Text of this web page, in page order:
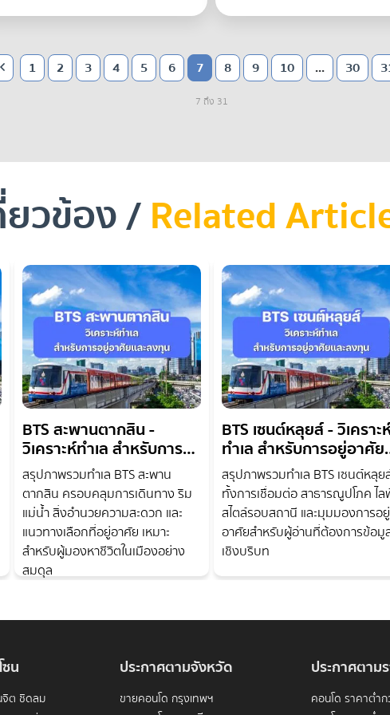
1 2 3 4 5 6 7 8 9 10 ... 30
7 ถึง 31
วข้อง /Related
BTS สะพานตากสิน -
วิเคราะห์ทำเล สำหรับการ
อยู่อาศัยและลงทุน
สรุปภาพรวมทำเล BTS สะพาน
ตากสิน ครอบคลุมการเดินทาง ริม
แม่น้ำ สิ่งอำนวยความสะดวก และ
แนวทางเลือกที่อยู่อาศัย เหมาะ
สำหรับผู้มองหาชีวิตในเมืองอย่าง
สมดุล
BTS เซนต์หลุยส์ - วิเคราะ
ทำเล สำหรับการอยู่อาศัย
และลงทุน
สรุปภาพรวมทำเล BTS เซนต์หลุย
ทั้งการเชื่อมต่อ สาธารณูปโภค ไ
สไตล์รอบสถานี และมุมมองการอยู่
อาศัยสำหรับผู้อ่านที่ต้องการข้อมู
เชิงบริบท
น
จิต ชิดลม
ประกาศตามจังหวัด
ขายคอนโด กรุงเทพฯ
ประกาศตาม
คอนโด ราคาต่ำ